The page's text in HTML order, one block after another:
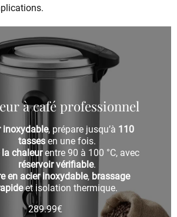
à café professionnel
inoxydable, prépare jusqu’à 110
tasses en une fois.
la chaleurentre 90 à 100 °C, avec
réservoir vérifiable.
en acier inoxydable, brassage
et isolation thermique.
289.99€